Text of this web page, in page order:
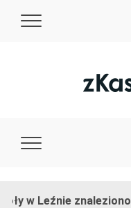
znaleziono granat!